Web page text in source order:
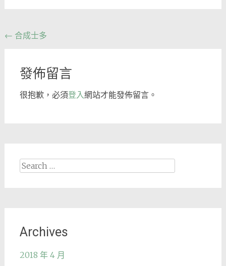
Post
← 合成士多
發佈留言
很抱歉，必須登入網站才能發佈留言。
Search
for:
Archives
2018 年 4 月